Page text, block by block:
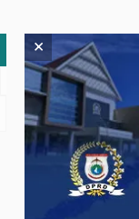
Lifestyle
#featured #Polda
×